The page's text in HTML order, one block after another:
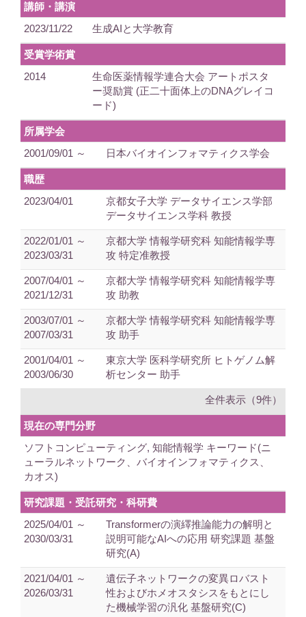
講師・講演
2023/11/22
生成AIと大学教育
受賞学術賞
2014
生命医薬情報学連合大会 アートポスタ
ー奨励賞 (正二十面体上のDNAグレイコ
ード)
所属学会
2001/09/01 ～
日本バイオインフォマティクス学会
職歴
2023/04/01
京都女子大学 データサイエンス学部
データサイエンス学科 教授
2022/01/01 ～
2023/03/31
京都大学 情報学研究科 知能情報学専
攻 特定准教授
2007/04/01 ～
2021/12/31
京都大学 情報学研究科 知能情報学専
攻 助教
2003/07/01 ～
2007/03/31
京都大学 情報学研究科 知能情報学専
攻 助手
2001/04/01 ～
2003/06/30
東京大学 医科学研究所 ヒトゲノム解
析センター 助手
全件表示（9件）
現在の専門分野
ソフトコンピューティング, 知能情報学 キーワード(ニ
ューラルネットワーク、バイオインフォマティクス、
カオス)
研究課題・受託研究・科研費
2025/04/01 ～
2030/03/31
Transformerの演繹推論能力の解明と
説明可能なAIへの応用 研究課題 基盤
研究(A)
2021/04/01 ～
2026/03/31
遺伝子ネットワークの変異ロバスト
性およびホメオスタシスをもとにし
た機械学習の汎化 基盤研究(C)